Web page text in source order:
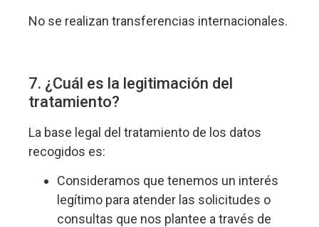
No se realizan transferencias internacionales.
7. ¿Cuál es la legitimación del
tratamiento?
La base legal del tratamiento de los datos
recogidos es:
Consideramos que tenemos un interés
legítimo para atender las solicitudes o
consultas que nos plantee a través de